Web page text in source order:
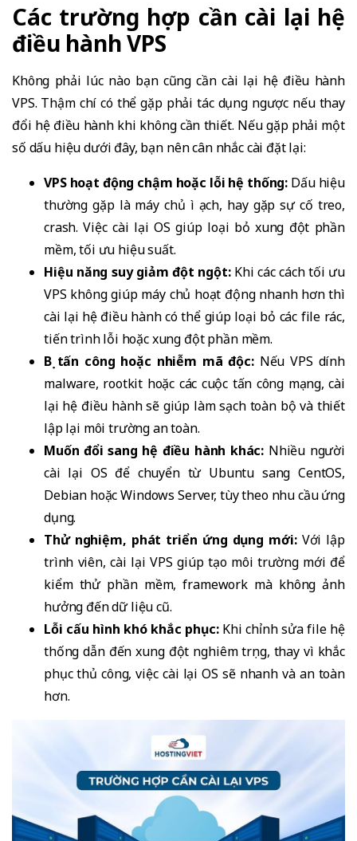
Các trường hợp cần cài lại hệ
điều hành VPS
Không phải lúc nào bạn cũng cần cài lại hệ điều hành
VPS. Thậm chí có thể gặp phải tác dụng ngược nếu thay
đổi hệ điều hành khi không cần thiết. Nếu gặp phải một
số dấu hiệu dưới đây, bạn nên cân nhắc cài đặt lại:
VPS hoạt động chậm hoặc lỗi hệ thống: Dấu hiệu
thường gặp là máy chủ ì ạch, hay gặp sự cố treo,
crash. Việc cài lại OS giúp loại bỏ xung đột phần
mềm, tối ưu hiệu suất.
Hiệu năng suy giảm đột ngột:Khi các cách tối ưu
VPS không giúp máy chủ hoạt động nhanh hơn thì
cài lại hệ điều hành có thể giúp loại bỏ các file rác,
tiến trình lỗi hoặc xung đột phần mềm.
Bị tấn công hoặc nhiễm mã độc:Nếu VPS dính
malware, rootkit hoặc các cuộc tấn công mạng, cài
lại hệ điều hành sẽ giúp làm sạch toàn bộ và thiết
lập lại môi trường an toàn.
Muốn đổi sang hệ điều hành khác: Nhiều người
cài lại OS để chuyển từ Ubuntu sang CentOS,
Debian hoặc Windows Server, tùy theo nhu cầu ứng
dụng.
Thử nghiệm, phát triển ứng dụng mới:Với lập
trình viên, cài lại VPS giúp tạo môi trường mới để
kiểm thử phần mềm, framework mà không ảnh
hưởng đến dữ liệu cũ.
Lỗi cấu hình khó khắc phục:Khi chỉnh sửa file hệ
thống dẫn đến xung đột nghiêm trọng, thay vì khắc
phục thủ công, việc cài lại OS sẽ nhanh và an toàn
hơn.